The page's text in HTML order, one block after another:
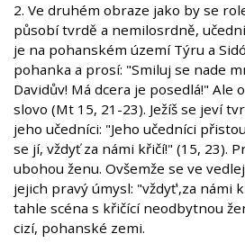
2. Ve druhém obraze jako by se
působí tvrdě a nemilosrdně,
je na pohanském území Týru a
pohanka a prosí: "Smiluj se nade
Davidův! Má dcera je posedlá!" Ale
slovo (Mt 15, 21-23). Ježíš se jeví
jeho učedníci: "Jeho učedníci
se jí, vždyť za námi křičí!" (15, 23).
ubohou ženu. Ovšemže se ve
jejich pravý úmysl: "vždyť',za námi
tahle scéna s křičící neodbytnou
cizí, pohanské zemi.